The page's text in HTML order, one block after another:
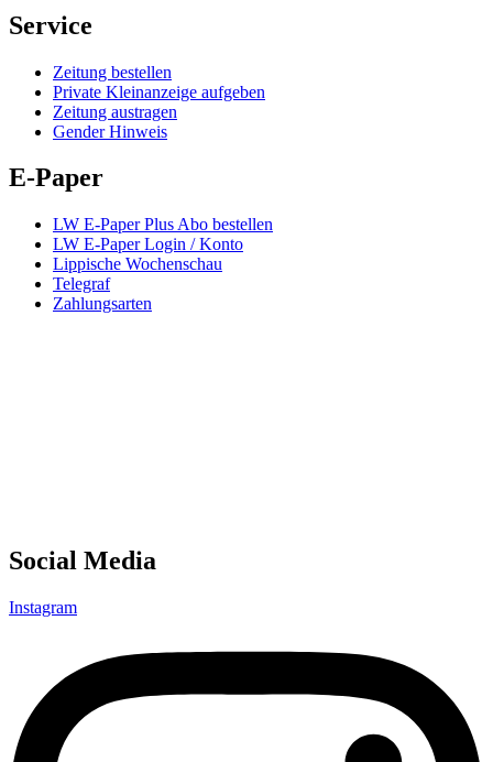
Service
Zeitung bestellen
Private Kleinanzeige aufgeben
Zeitung austragen
Gender Hinweis
E-Paper
LW E-Paper Plus Abo bestellen
LW E-Paper Login / Konto
Lippische Wochenschau
Telegraf
Zahlungsarten
Social Media
Instagram